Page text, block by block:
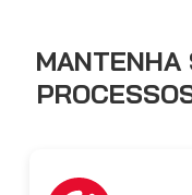
MANTENHA